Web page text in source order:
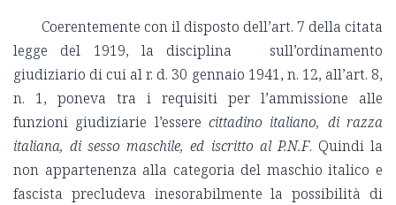
Coerentemente con il disposto dell’art. 7 della citata
legge del 1919, la disciplina sull’ordinamento
giudiziario di cui al r. d. 30 gennaio 1941, n. 12, all’art. 8,
n. 1, poneva tra i requisiti per l’ammissione alle
funzioni giudiziarie l’essere cittadino italiano, di razza
italiana, di sesso maschile, ed iscritto al P.N.F. Quindi la
non appartenenza alla categoria del maschio italico e
fascista precludeva inesorabilmente la possibilità di